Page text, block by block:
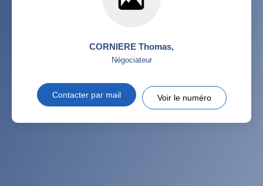
CORNIERE Thomas,
Négociateur
Contacter par mail Voir le numéro